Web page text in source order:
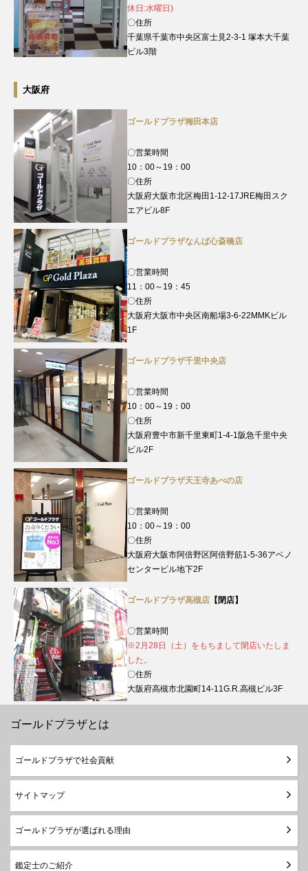
休日:水曜日)
〇住所
千葉県千葉市中央区富士見2-3-1 塚本大千葉
ビル3階
大阪府
ゴールドプラザ梅田本店
〇営業時間
10：00～19：00
〇住所
大阪府大阪市北区梅田1-12-17JRE梅田スク
エアビル8F
ゴールドプラザなんば心斎橋店
〇営業時間
11：00～19：45
〇住所
大阪府大阪市中央区南船場3-6-22MMKビル
1F
ゴールドプラザ千里中央店
〇営業時間
10：00～19：00
〇住所
大阪府豊中市新千里東町1-4-1阪急千里中央
ビル2F
ゴールドプラザ天王寺あべの店
〇営業時間
10：00～19：00
〇住所
大阪府大阪市阿倍野区阿倍野筋1-5-36アベノ
センタービル地下2F
ゴールドプラザ高槻店 【閉店】
〇営業時間
※2月28日（土）をもちまして閉店いたしま
した。
〇住所
大阪府高槻市北園町14-11G.R.高槻ビル3F
ゴールドプラザとは
ゴールドプラザで社会貢献
サイトマップ
ゴールドプラザが選ばれる理由
鑑定士のご紹介